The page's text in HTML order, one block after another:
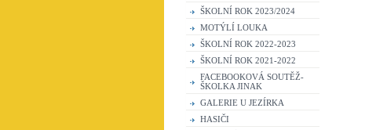
ŠKOLNÍ ROK 2023/2024
MOTÝLÍ LOUKA
ŠKOLNÍ ROK 2022-2023
ŠKOLNÍ ROK 2021-2022
FACEBOOKOVÁ SOUTĚŽ-
ŠKOLKA JINAK
GALERIE U JEZÍRKA
HASIČI